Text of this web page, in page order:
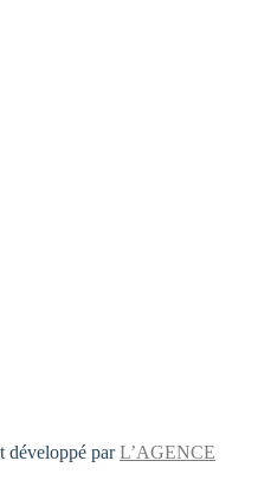
développé parL’AGENCE